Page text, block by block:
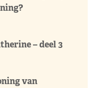
– deel 3
van